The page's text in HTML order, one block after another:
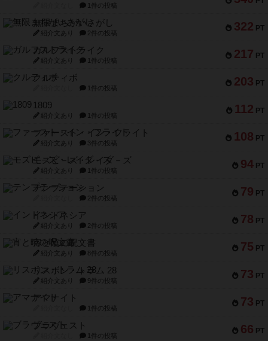
1件の投稿
322 PT
無限まちがいさがし
紹介文あり 2件の投稿
217 PT
ガルフストライク
紹介文あり 1件の投稿
203 PT
クルティボ
1件の投稿
112 PT
1809
紹介文あり 1件の投稿
108 PT
ファースト・イン・フライト
紹介文あり 3件の投稿
94 PT
モズビ－ズ・レイダ－ズ
紹介文あり 1件の投稿
79 PT
テンプテーション
2件の投稿
78 PT
インドネシア
紹介文あり 2件の投稿
75 PT
宵と暁の呪文書
紹介文あり 8件の投稿
73 PT
リスボン・トラム 28
紹介文あり 9件の投稿
73 PT
アマナイト
1件の投稿
66 PT
ブラヴェスト
1件の投稿